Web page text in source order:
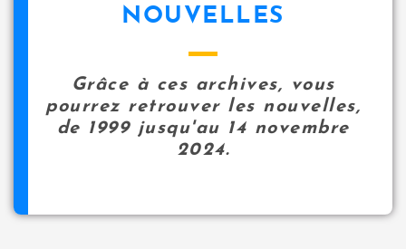
NOUVELLES
Grâce à ces archives, vous
pourrez retrouver les nouvelles,
de 1999 jusqu'au 14 novembre
2024.